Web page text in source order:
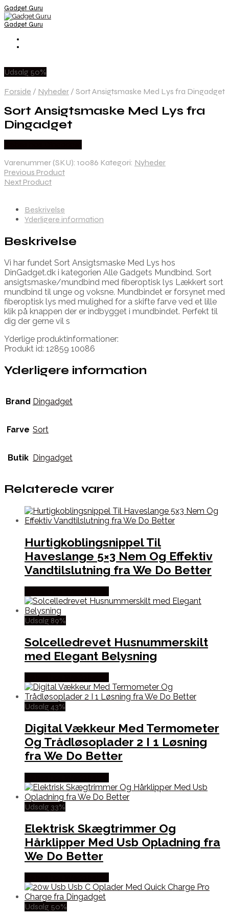
Gadget Guru
Gadget Guru
Udsalg 50%
Forside / Nyheder / Sort Ansigtsmaske Med Lys fra Dingadget
Sort Ansigtsmaske Med Lys fra
Dingadget
Varenummer (SKU): 10086 Kategori: Nyheder
Previous Product
Next Product
Beskrivelse
Yderligere information
Beskrivelse
Vi har fundet Sort Ansigtsmaske Med Lys hos
DinGadget.dk i kategorien Alle Gadgets Mundbind. Sort
ansigtsmaske/mundbind med fiberoptisk lys Lækkert sort
mundbind til unge og voksne. Mundbindet er forsynet med
fiberoptisk lys med mulighed for a skifte farve ved et lille
klik på knappen der er indbygget i mundbindet. Perfekt til
dig der gerne vil s
Yderlige produktinformationer:
Produkt id: 12859 10086
Yderligere information
Brand Dingadget
Farve Sort
Butik Dingadget
Relaterede varer
Hurtigkoblingsnippel Til
Haveslange 5×3 Nem Og Effektiv
Vandtilslutning fra We Do Better
Udsalg 89%
Solcelledrevet Husnummerskilt
med Elegant Belysning
Udsalg 43%
Digital Vækkeur Med Termometer
Og Trådløsoplader 2 I 1 Løsning
fra We Do Better
Udsalg 33%
Elektrisk Skægtrimmer Og
Hårklipper Med Usb Opladning fra
We Do Better
Udsalg 50%